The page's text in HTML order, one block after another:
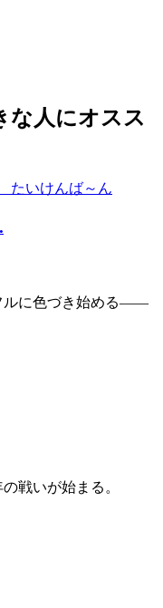
な人にオスス
ルに色づき始める――
戦いが始まる。